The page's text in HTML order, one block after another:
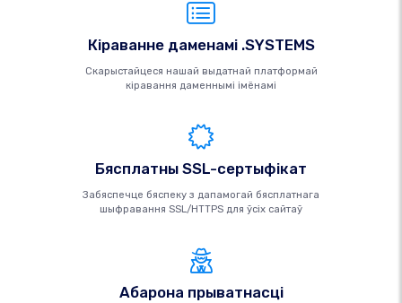
Кіраванне даменамі .SYSTEMS
Скарыстайцеся нашай выдатнай платформай
кіравання даменнымі імёнамі
Бясплатны SSL-сертыфікат
Забяспечце бяспеку з дапамогай бясплатнага
шыфравання SSL/HTTPS для ўсіх сайтаў
Абарона прыватнасці